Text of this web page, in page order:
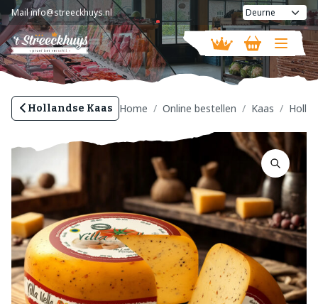
Mailinfo@streeckhuys.nl
Vandaag geopend van08:30 - 16:00
Hollandse Kaas Home Online bestellen Kaas